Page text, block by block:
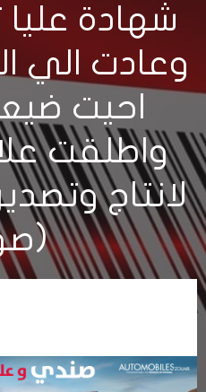
شهادة
وعادت الي
احيت
لانتاج